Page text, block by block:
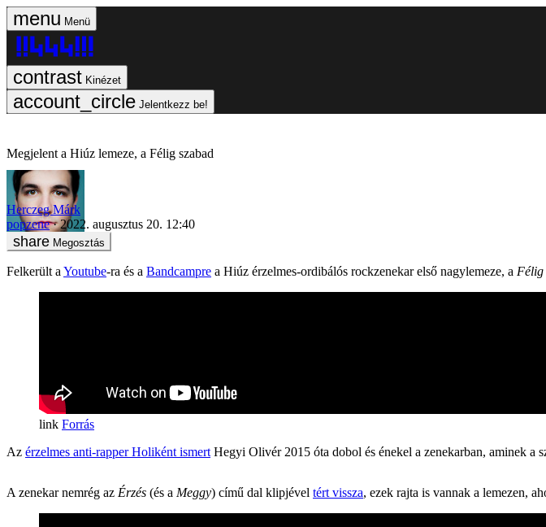
Menü
Kinézet
Jelentkezz be!
Megjelent a Hiúz lemeze, a Félig szabad
Herczeg Márk
popzene
2022. augusztus 20. 12:40
Megosztás
Felkerült a Youtube-ra és a Bandcampre a Hiúz érzelmes-ordibálós rockzenekar első nagylemeze, a Félig
Forrás
Az érzelmes anti-rapper Holiként ismert Hegyi Olivér 2015 óta dobol és énekel a zenekarban, aminek a
A zenekar nemrég az Érzés (és a Meggy) című dal klipjével tért vissza, ezek rajta is vannak a lemezen,